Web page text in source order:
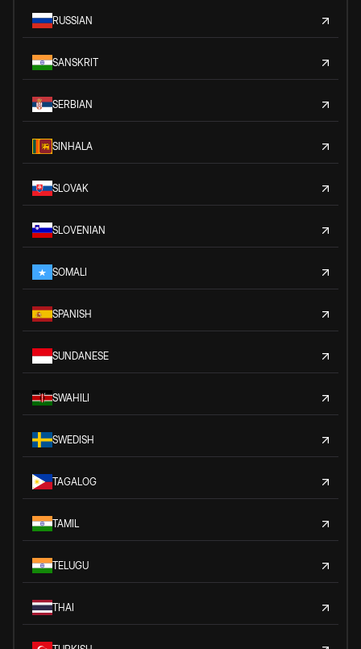
RUSSIAN
SANSKRIT
SERBIAN
SINHALA
SLOVAK
SLOVENIAN
SOMALI
SPANISH
SUNDANESE
SWAHILI
SWEDISH
TAGALOG
TAMIL
TELUGU
THAI